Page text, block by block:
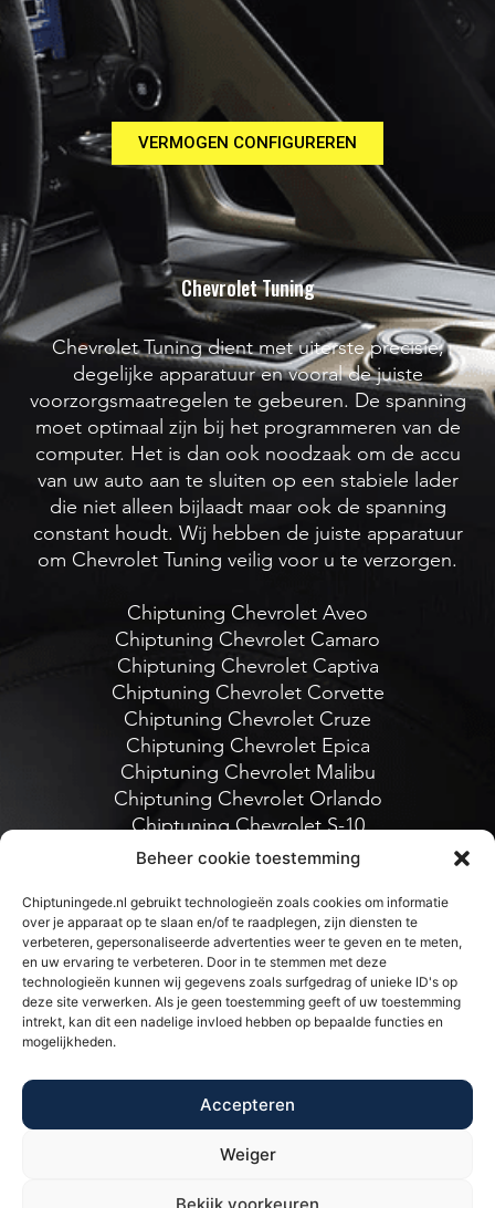
Beheer cookie toestemming
Chiptuningede.nl gebruikt technologieën zoals cookies om informatie
over je apparaat op te slaan en/of te raadplegen, zijn diensten te
verbeteren, gepersonaliseerde advertenties weer te geven en te meten,
en uw ervaring te verbeteren. Door in te stemmen met deze
technologieën kunnen wij gegevens zoals surfgedrag of unieke ID's op
deze site verwerken. Als je geen toestemming geeft of uw toestemming
intrekt, kan dit een nadelige invloed hebben op bepaalde functies en
mogelijkheden.
Accepteren
Weiger
Bekijk voorkeuren
VERMOGEN CONFIGUREREN
Chevrolet Tuning
Chevrolet Tuning dient met uiterste precisie,
degelijke apparatuur en vooral de juiste
voorzorgsmaatregelen te gebeuren. De spanning
moet optimaal zijn bij het programmeren van de
computer. Het is dan ook noodzaak om de accu
van uw auto aan te sluiten op een stabiele lader
die niet alleen bijlaadt maar ook de spanning
constant houdt. Wij hebben de juiste apparatuur
om Chevrolet Tuning veilig voor u te verzorgen.
Chiptuning Chevrolet Aveo
Chiptuning Chevrolet Camaro
Chiptuning Chevrolet Captiva
Chiptuning Chevrolet Corvette
Chiptuning Chevrolet Cruze
Chiptuning Chevrolet Epica
Chiptuning Chevrolet Malibu
Chiptuning Chevrolet Orlando
Chiptuning Chevrolet S-10
Chiptuning Chevrolet Trax